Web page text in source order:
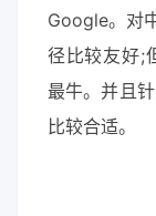
Google。对
径比较友好;
最牛。并且
比较合适。